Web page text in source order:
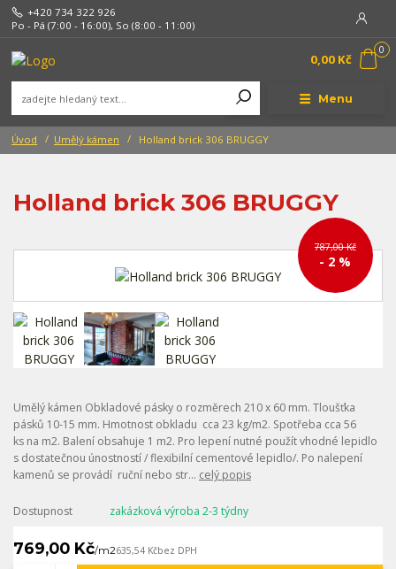
Menu
+420 734 322 926
Po - Pá (7:00 - 16:00), So (8:00 - 11:00)
0
0,00 Kč
Úvod Umělý kámen Holland brick 306 BRUGGY
Holland brick 306 BRUGGY
787,00 Kč
- 2 %
Umělý kámen Obkladové pásky o rozměrech 210 x 60 mm. Tloušťka
pásků 10-15 mm. Hmotnost obkladu cca 23 kg/m2. Spotřeba cca 56
ks na m2. Balení obsahuje 1 m2. Pro lepení nutné použít vhodné lepidlo
s dostatečnou únostností / flexibilní cementové lepidlo/. Po nalepení
kamenů se provádí ruční nebo str... celý popis
Dostupnost zakázková výroba 2-3 týdny
769,00 Kč/m2635,54 Kčbez DPH